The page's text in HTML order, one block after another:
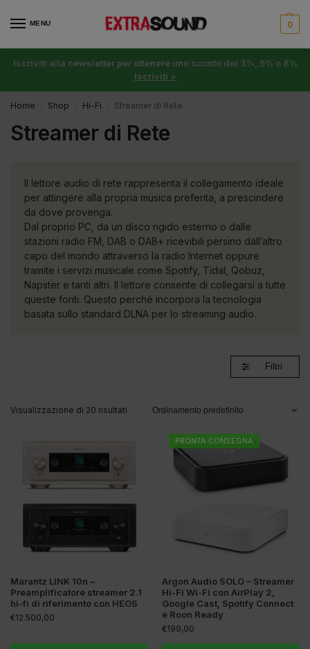
MENU 0
Iscriviti alla newsletter per ottenere uno sconto del 3%, 5% o 8%
Iscriviti >
Home Shop Hi-Fi Streamer di Rete
Streamer di Rete
Il lettore audio di rete rappresenta il collegamento ideale
per attingere alla propria musica preferita, a prescindere
da dove provenga.
Dal proprio PC, da un disco rigido esterno o dalle
stazioni radio FM, DAB o DAB+ ricevibili persino dall’altro
capo del mondo attraverso la radio Internet oppure
tramite i servizi musicale come Spotify, Tidal, Qobuz,
Napster e tanti altri. Il lettore consente di collegarsi a tutte
queste fonti. Questo perché incorpora la tecnologia
basata sullo standard DLNA per lo streaming audio.
Filtri
Visualizzazione di 20 risultati
Marantz LINK 10n –
Preamplificatore streamer 2.1
hi-fi di riferimento con HEOS
€12.500,00
PRONTA CONSEGNA
Argon Audio SOLO – Streamer
Hi-Fi Wi-Fi con AirPlay 2,
Google Cast, Spotify Connect
e Roon Ready
€199,00